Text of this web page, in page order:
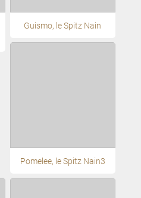
Guismo, le Spitz Nain
Pomelee, le Spitz Nain3